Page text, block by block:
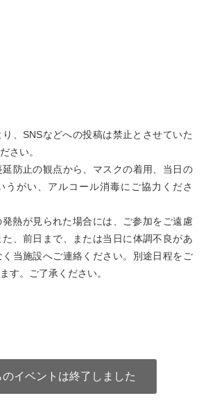
り、SNSなどへの投稿は禁止とさせていた
さい。
延防止の観点から、マスクの着用、当日の
うがい、アルコール消毒にご協力くださ
発熱が見られた場合には、ご参加をご遠慮
、前日まで、または当日に体調不良があ
当施設へご連絡ください。別途日程をご
す。ご了承ください。
のイベントは終了しました